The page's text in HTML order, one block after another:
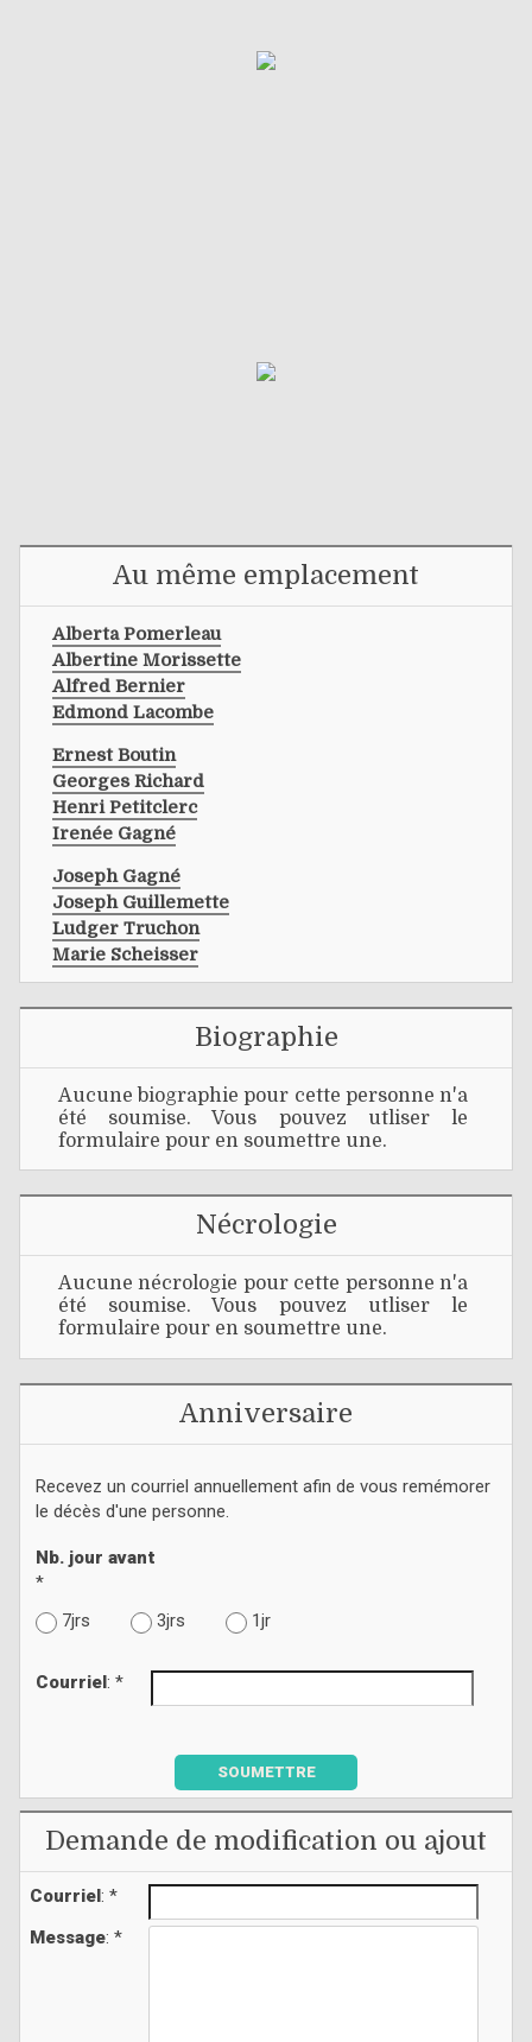
Au même emplacement
Alberta Pomerleau
Albertine Morissette
Alfred Bernier
Edmond Lacombe
Ernest Boutin
Georges Richard
Henri Petitclerc
Irenée Gagné
Joseph Gagné
Joseph Guillemette
Ludger Truchon
Marie Scheisser
Biographie
Aucune biographie pour cette personne n'a
été soumise. Vous pouvez utliser le
formulaire pour en soumettre une.
Nécrologie
Aucune nécrologie pour cette personne n'a
été soumise. Vous pouvez utliser le
formulaire pour en soumettre une.
Anniversaire
Recevez un courriel annuellement afin de vous remémorer
le décès d'une personne.
Nb. jour avant
*
7jrs
3jrs 1jr
Courriel : *
SOUMETTRE
Demande de modification ou ajout
Courriel: *
Message: *